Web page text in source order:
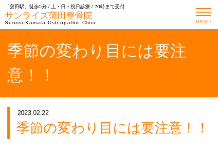
「蒲田駅」徒歩5分 / 土・日・祝日診療 / 20時まで受付
サンライズ蒲田整骨院
SunriseKamata Osteopathic Clinic MENU
季節の変わり目には要注
意！！
2023.02.22
季節の変わり目には要注意！！